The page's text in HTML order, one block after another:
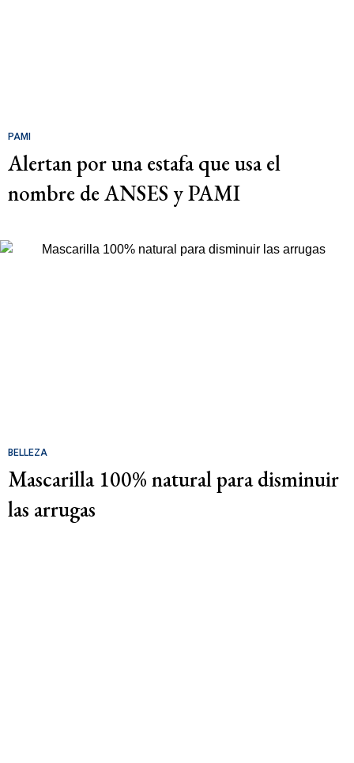
PAMI
Alertan por una estafa que usa el
nombre de ANSES y PAMI
BELLEZA
Mascarilla 100% natural para disminuir
las arrugas